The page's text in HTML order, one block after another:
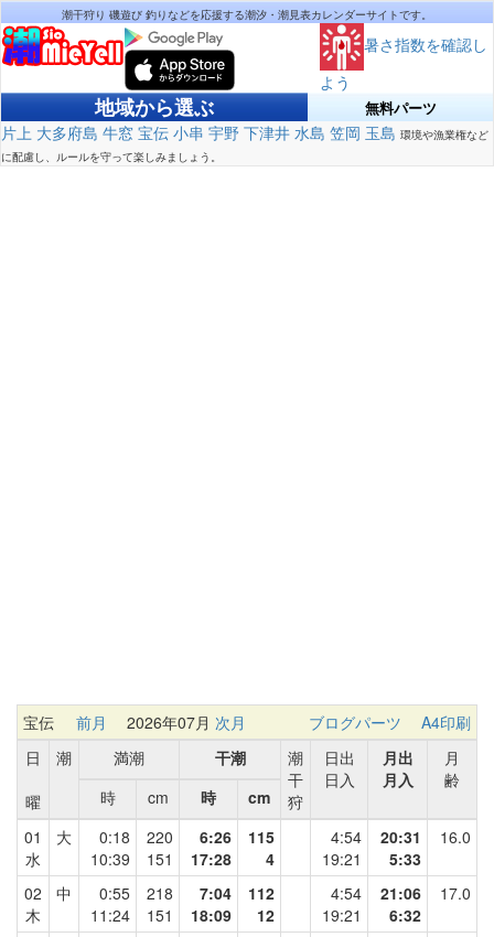
潮干狩り 磯遊び 釣りなどを応援する潮汐・潮見表カレンダーサイトです。
暑さ指数を確認し
よう
地域から選ぶ 無料パーツ
片上 大多府島 牛窓 宝伝 小串 宇野 下津井 水島 笠岡 玉島 環境や漁業権など
に配慮し、ルールを守って楽しみましょう。
宝伝 前月 2026年07月 次月 ブログパーツ
A4印刷
日
曜
潮 満潮 干潮
潮
干
狩
日出
日入
月出
月入
月
齢
時
cm 時
cm
01
水
大
0:18
10:39
220
151
6:26
17:28
115
4
4:54
19:21
20:31
5:33
16.0
02
木
中
0:55
11:24
218
151
7:04
18:09
112
12
4:54
19:21
21:06
6:32
17.0